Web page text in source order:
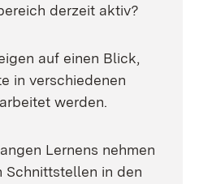
derzeit aktiv?
auf einen Blick,
in verschiedenen
werden.
Lernens nehmen
Schnittstellen in den